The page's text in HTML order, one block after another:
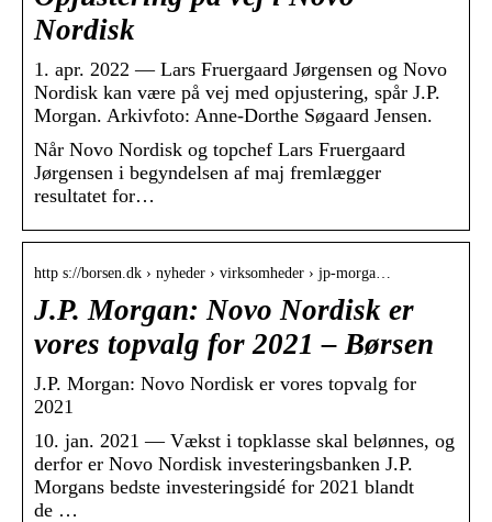
Nordisk
1. apr. 2022 — Lars Fruergaard Jørgensen og Novo
Nordisk kan være på vej med opjustering, spår J.P.
Morgan. Arkivfoto: Anne-Dorthe Søgaard Jensen.
Når Novo Nordisk og topchef Lars Fruergaard
Jørgensen i begyndelsen af maj fremlægger
resultatet for…
http s://borsen.dk › nyheder › virksomheder › jp-morga…
J.P. Morgan: Novo Nordisk er
vores topvalg for 2021 – Børsen
J.P. Morgan: Novo Nordisk er vores topvalg for
2021
10. jan. 2021 — Vækst i topklasse skal belønnes, og
derfor er Novo Nordisk investeringsbanken J.P.
Morgans bedste investeringsidé for 2021 blandt
de …